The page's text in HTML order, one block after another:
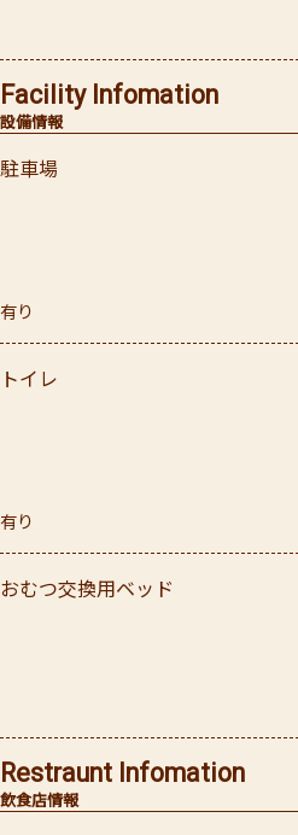
設備情報
Facility Infomation
駐車場
有り
トイレ
有り
おむつ交換用ベッド
飲食店情報
Restraunt Infomation